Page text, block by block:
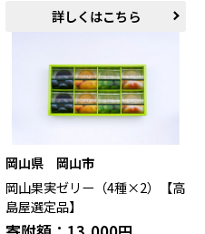
詳しくはこちら
岡山県 岡山市
岡山果実ゼリー（4種×2）【高
島屋選定品】